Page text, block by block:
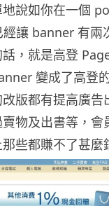
說如你在一個
讓 banner 有兩
，就是高登
變成了高登
版都有提高廣告
物及出書等，會
些都賺不了甚麼